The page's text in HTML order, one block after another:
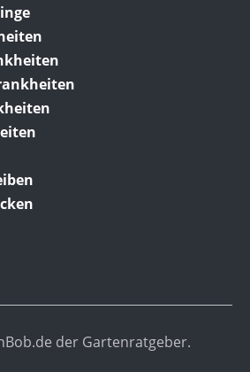
der Gartenratgeber.